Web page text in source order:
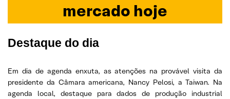
mercado hoje
Destaque do dia
Em dia de agenda enxuta, as atenções na provável visita da
presidente da Câmara americana, Nancy Pelosi, a Taiwan. Na
agenda local, destaque para dados de produção industrial